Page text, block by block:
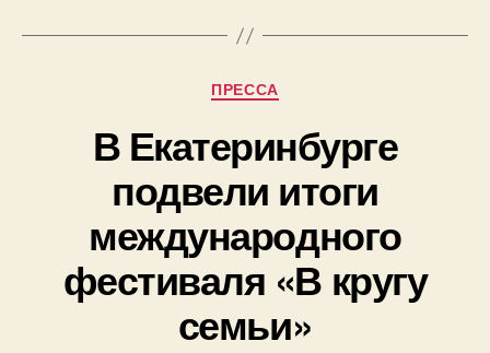
«В
Рубрики
ПРЕССА
В Екатеринбурге
подвели итоги
международного
фестиваля «В кругу
семьи»